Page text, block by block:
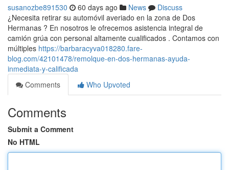
susanozbe891530 60 days ago News
Discuss
¿Necesita retirar su automóvil averiado en la zona de Dos
Hermanas ? En nosotros le ofrecemos asistencia integral de
camión grúa con personal altamente cualificados . Contamos con
múltiples https://barbaracyva018280.fare-
blog.com/42101478/remolque-en-dos-hermanas-ayuda-
inmediata-y-calificada
Comments
Who Upvoted
Comments
Submit a Comment
No HTML